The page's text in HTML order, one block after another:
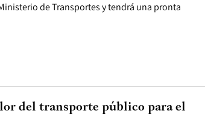
de Transportes y tendrá una pronta
del transporte público para el